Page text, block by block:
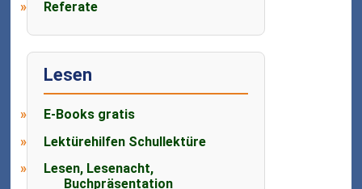
Referate
Lesen
E-Books gratis
Lektürehilfen Schullektüre
Lesen, Lesenacht,
Buchpräsentation